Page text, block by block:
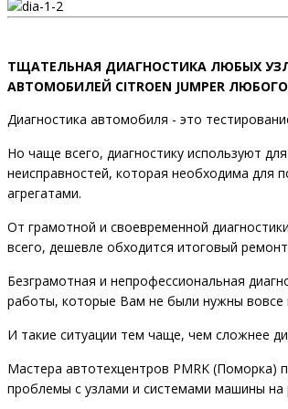
ТЩАТЕЛЬНАЯ ДИАГНОСТИКА ЛЮБЫХ
АВТОМОБИЛЕЙ CITROEN JUMPER
Диагностика автомобиля - это
Но чаще всего, диагностику используют
неисправностей, которая необходима для
агрегатами.
От грамотной и своевременной
всего, дешевле обходится итоговый
Безграмотная и непрофессиональная
работы, которые Вам не были нужны вовсе
И такие ситуации тем чаще, чем сложнее
Мастера автотехцентров PMRK (Поморка)
проблемы с узлами и системами машины на